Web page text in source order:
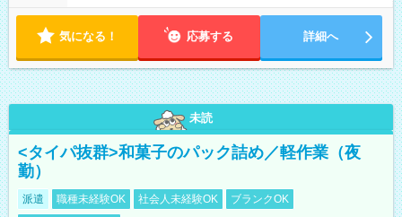
気になる！ 応募する 詳細へ
未読
<タイパ抜群>和菓子のパック詰め／軽作業（夜
勤）
派遣 職種未経験OK 社会人未経験OK
ブランクOK